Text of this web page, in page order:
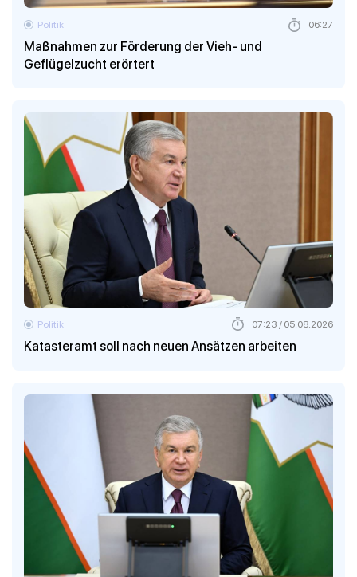
Maßnahmen zur Förderung der Vieh- und
Geflügelzucht erörtert
Politik 06:27
Katasteramt soll nach neuen Ansätzen arbeiten
Politik 07:23 / 05.08.2026